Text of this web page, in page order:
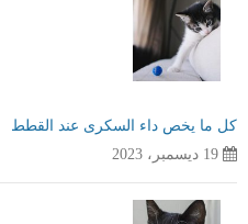
كل ما يخص داء السكرى عند القطط
19 ديسمبر، 2023